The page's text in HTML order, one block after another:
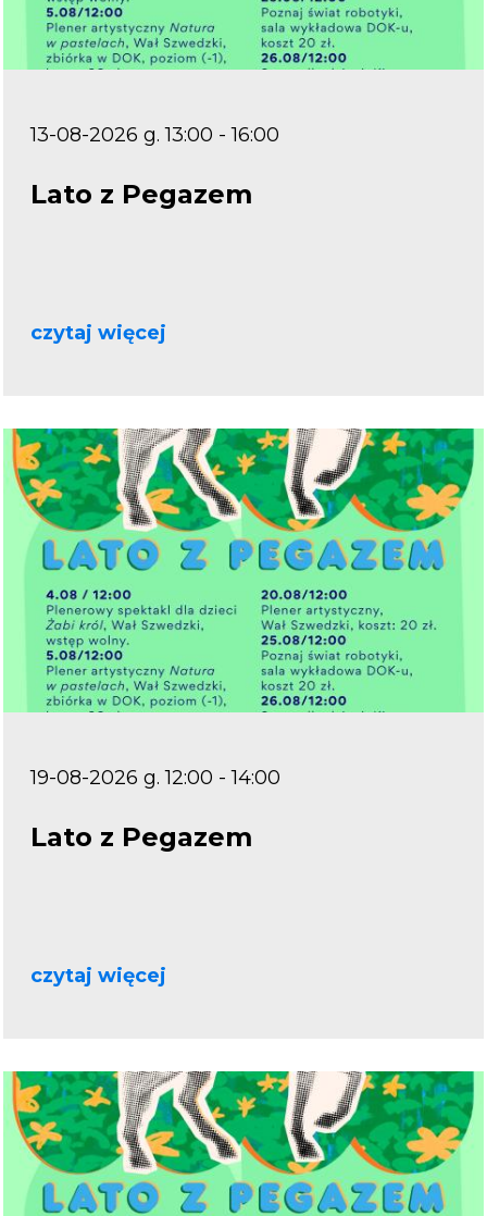
13-08-2026 g. 13:00 - 16:00
Lato z Pegazem
czytaj więcej
19-08-2026 g. 12:00 - 14:00
Lato z Pegazem
czytaj więcej